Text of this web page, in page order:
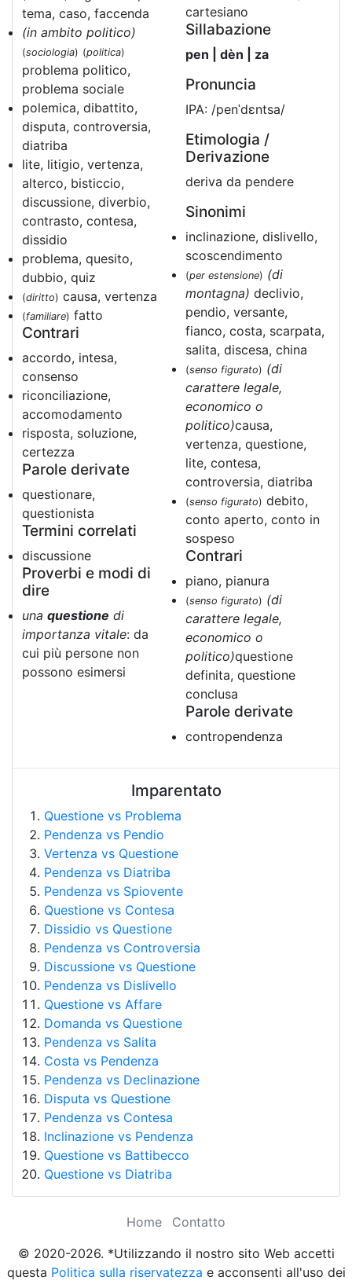
tema, caso, faccenda
(in ambito politico)
(sociologia) (politica)
problema politico,
problema sociale
polemica, dibattito,
disputa, controversia,
diatriba
lite, litigio, vertenza,
alterco, bisticcio,
discussione, diverbio,
contrasto, contesa,
dissidio
problema, quesito,
dubbio, quiz
(diritto) causa, vertenza
(familiare) fatto
Contrari
accordo, intesa,
consenso
riconciliazione,
accomodamento
risposta, soluzione,
certezza
Parole derivate
questionare,
questionista
Termini correlati
discussione
Proverbi e modi di
dire
una questione di
importanza vitale: da
cui più persone non
possono esimersi
cartesiano
Sillabazione
pen | dèn | za
Pronuncia
IPA: /penˈdɛntsa/
Etimologia /
Derivazione
deriva da pendere
Sinonimi
inclinazione, dislivello,
scoscendimento
(per estensione) (di
montagna) declivio,
pendio, versante,
fianco, costa, scarpata,
salita, discesa, china
(senso figurato) (di
carattere legale,
economico o
politico)causa,
vertenza, questione,
lite, contesa,
controversia, diatriba
(senso figurato) debito,
conto aperto, conto in
sospeso
Contrari
piano, pianura
(senso figurato) (di
carattere legale,
economico o
politico)questione
definita, questione
conclusa
Parole derivate
contropendenza
Imparentato
Questione vs Problema
Pendenza vs Pendio
Vertenza vs Questione
Pendenza vs Diatriba
Pendenza vs Spiovente
Questione vs Contesa
Dissidio vs Questione
Pendenza vs Controversia
Discussione vs Questione
Pendenza vs Dislivello
Questione vs Affare
Domanda vs Questione
Pendenza vs Salita
Costa vs Pendenza
Pendenza vs Declinazione
Disputa vs Questione
Pendenza vs Contesa
Inclinazione vs Pendenza
Questione vs Battibecco
Questione vs Diatriba
Home
Contatto
© 2020-2026. *Utilizzando il nostro sito Web accetti
questa Politica sulla riservatezza e acconsenti all'uso dei